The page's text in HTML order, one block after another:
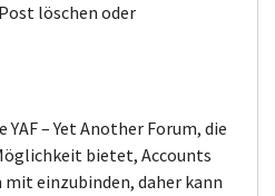
löschen oder
YAF – Yet Another Forum, die
bietet, Accounts
einzubinden, daher kann